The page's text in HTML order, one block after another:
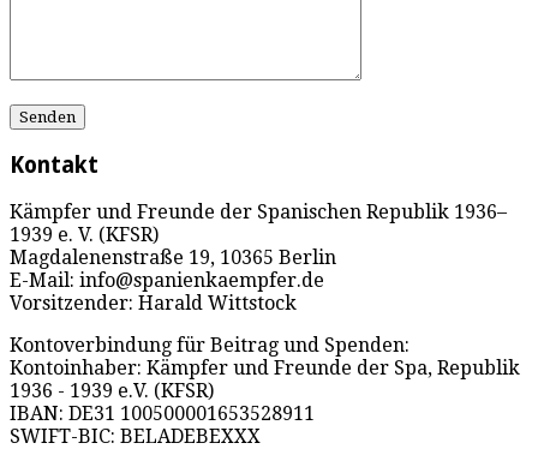
Kontakt
Kämpfer und Freunde der Spanischen Republik 1936–
1939 e. V. (KFSR)
Magdalenenstraße 19, 10365 Berlin
E-Mail: info@spanienkaempfer.de
Vorsitzender: Harald Wittstock
Kontoverbindung für Beitrag und Spenden:
Kontoinhaber: Kämpfer und Freunde der Spa, Republik
1936 - 1939 e.V. (KFSR)
IBAN: DE31 100500001653528911
SWIFT-BIC: BELADEBEXXX